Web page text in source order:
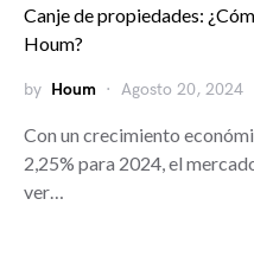
Canje de propiedades:
Houm?
by Houm Agosto 20, 2024
Con un crecimiento
2,25% para 2024, el
ver…